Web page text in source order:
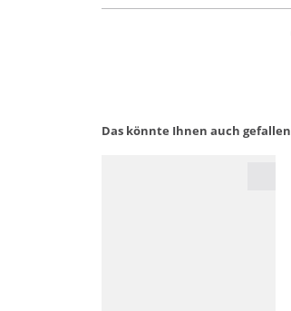
Das könnte Ihnen auch gefallen